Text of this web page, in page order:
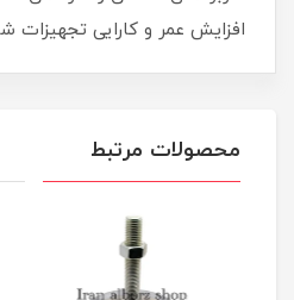
افزایش عمر و کارایی تجهیزات
محصولات مرتبط